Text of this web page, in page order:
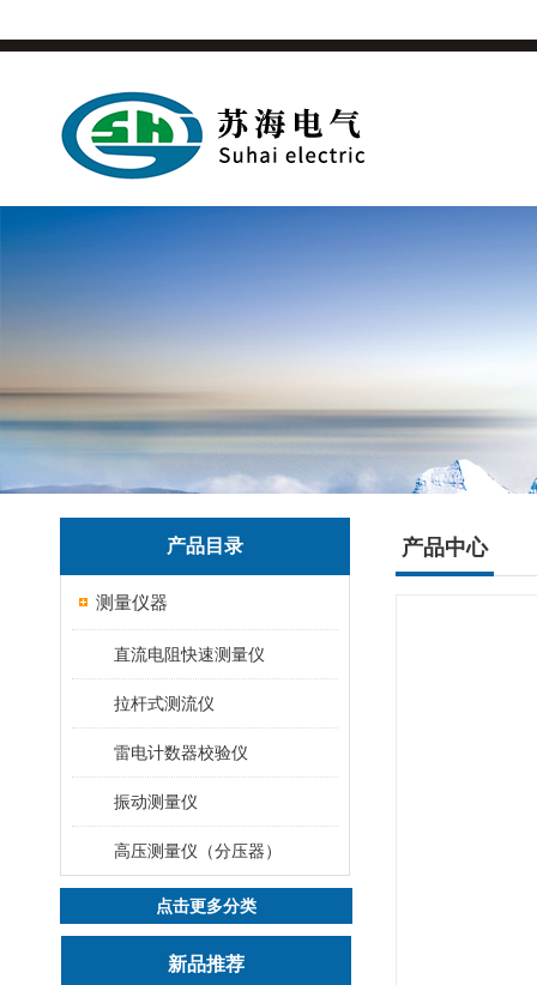
产品目录
测量仪器
直流电阻快速测量仪
拉杆式测流仪
雷电计数器校验仪
振动测量仪
高压测量仪（分压器）
点击更多分类
新品推荐
产品中心